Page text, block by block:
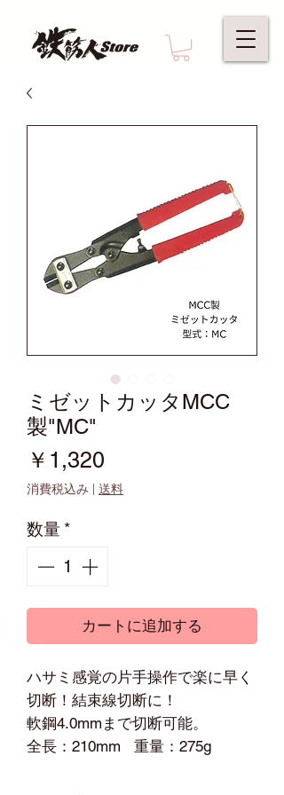
ミゼットカッタMCC
製"MC"
￥1,320
格
消費税込み | 送料
数量 *
カートに追加する
ハサミ感覚の片手操作で楽に早く
切断！結束線切断に！
軟鋼4.0mmまで切断可能。
全長：210mm 重量：275g